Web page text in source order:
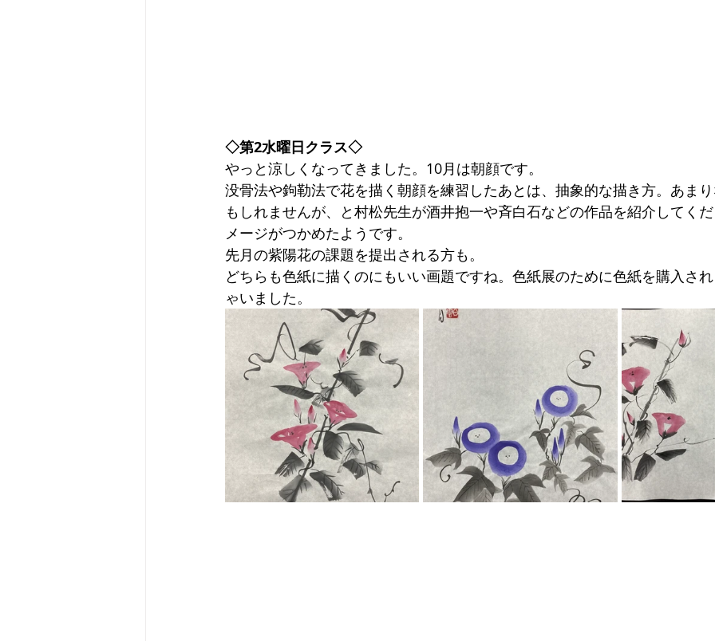
◇第2水曜日クラス◇
やっと涼しくなってきました。10月は朝顔です。
没骨法や鉤勒法で花を描く朝顔を練習したあとは、抽象的な描き方。あま
もしれませんが、と村松先生が酒井抱一や斉白石などの作品を紹介してく
メージがつかめたようです。
先月の紫陽花の課題を提出される方も。
どちらも色紙に描くのにもいい画題ですね。色紙展のために色紙を購入さ
ゃいました。